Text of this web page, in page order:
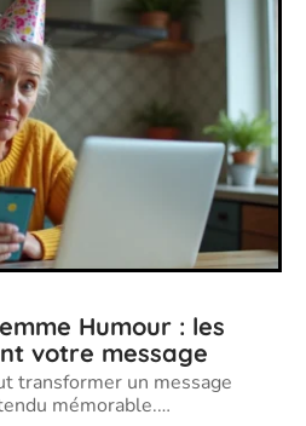
Humour : les
votre message
transformer un message
mémorable.…